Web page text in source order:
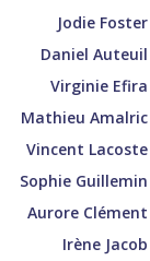
Jodie Foster
Daniel Auteuil
Virginie Efira
Mathieu Amalric
Vincent Lacoste
Sophie Guillemin
Aurore Clément
Irène Jacob